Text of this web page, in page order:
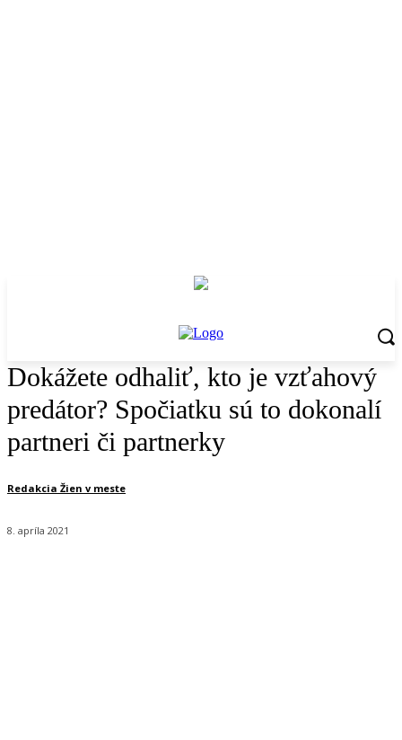
Dokážete odhaliť, kto je vzťahový
predátor? Spočiatku sú to dokonalí
partneri či partnerky
Redakcia Žien v meste
8. apríla 2021